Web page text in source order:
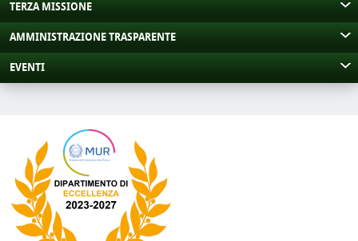
TERZA MISSIONE
AMMINISTRAZIONE TRASPARENTE
EVENTI